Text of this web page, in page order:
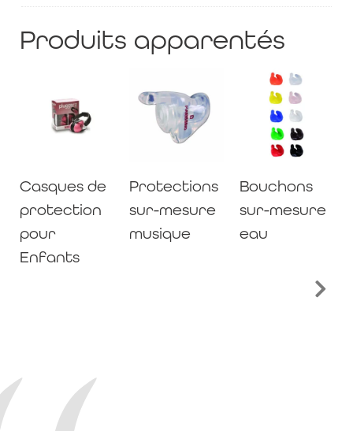
Produits apparentés
Casques de
protection
pour
Enfants
Protections
sur-mesure
musique
Bouchons
sur-mesure
eau